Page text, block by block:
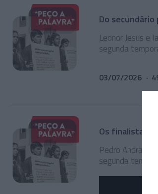
Do secundário
Leonor Jesus e
segunda
03/07/2026
Os finalistas da
Pedro Andrade
segunda